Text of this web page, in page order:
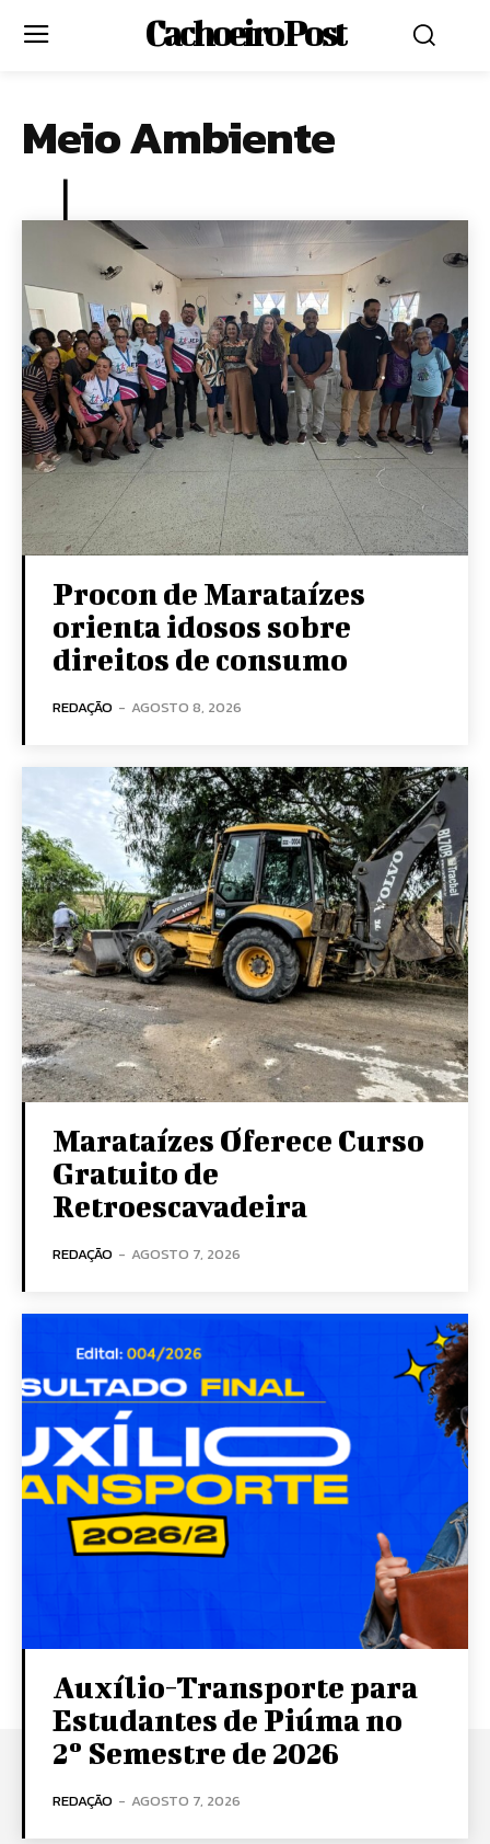
Cachoeiro Post
Meio Ambiente
Procon de Marataízes
orienta idosos sobre
direitos de consumo
REDAÇÃO - AGOSTO 8, 2026
Marataízes Oferece Curso
Gratuito de
Retroescavadeira
REDAÇÃO - AGOSTO 7, 2026
Auxílio-Transporte para
Estudantes de Piúma no
2º Semestre de 2026
REDAÇÃO - AGOSTO 7, 2026